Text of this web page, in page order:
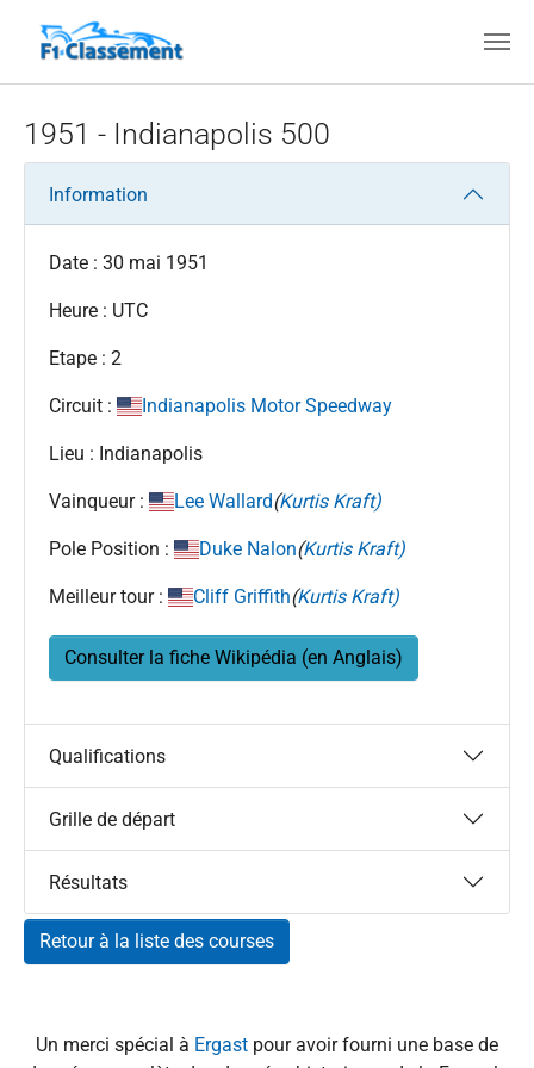
1951 - Indianapolis 500
Information
Date : 30 mai 1951
Heure : UTC
Etape : 2
Circuit : Indianapolis Motor Speedway
Lieu : Indianapolis
Vainqueur : Lee Wallard(Kurtis Kraft)
Pole Position : Duke Nalon(Kurtis Kraft)
Meilleur tour : Cliff Griffith(Kurtis Kraft)
Consulter la fiche Wikipédia (en Anglais)
Qualifications
Grille de départ
Résultats
Retour à la liste des courses
Un merci spécial à Ergast pour avoir fourni une base de